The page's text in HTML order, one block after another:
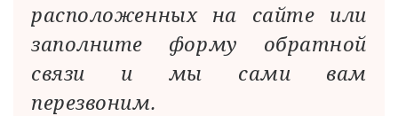
расположенных на сайте или
заполните форму обратной
связи и мы сами вам
перезвоним.